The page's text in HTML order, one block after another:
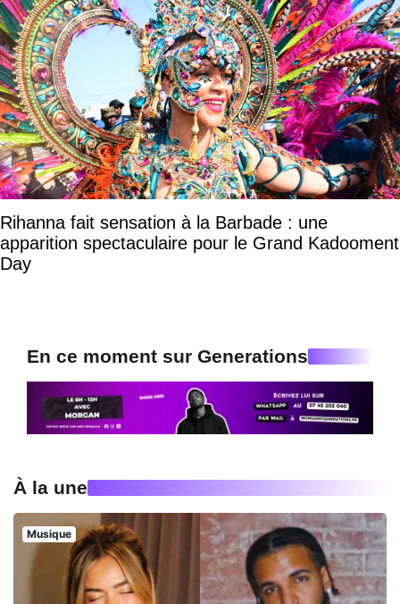
Rihanna fait sensation à la Barbade : une
apparition spectaculaire pour le Grand Kadooment
Day
En ce moment sur Generations
À la une
Musique